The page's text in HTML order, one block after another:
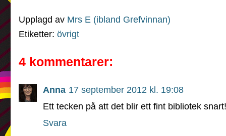
Upplagd av Mrs E (ibland Grefvinnan)
Etiketter: övrigt
4 kommentarer:
Anna 17 september 2012 kl. 19:08
Ett tecken på att det blir ett fint bibliotek snart!
Svara